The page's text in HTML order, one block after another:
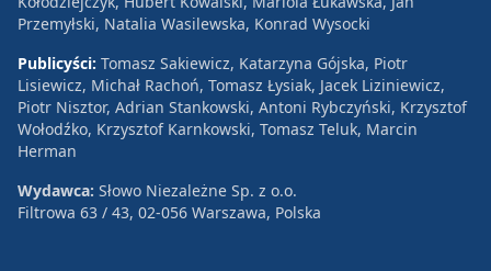
Przemyłski, Natalia Wasilewska, Konrad Wysocki
Publicyści: Tomasz Sakiewicz, Katarzyna Gójska, Piotr
Lisiewicz, Michał Rachoń, Tomasz Łysiak, Jacek Liziniewicz,
Piotr Nisztor, Adrian Stankowski, Antoni Rybczyński, Krzysztof
Wołodźko, Krzysztof Karnkowski, Tomasz Teluk, Marcin
Herman
Wydawca: Słowo Niezależne Sp. z o.o.
Filtrowa 63 / 43, 02-056 Warszawa, Polska